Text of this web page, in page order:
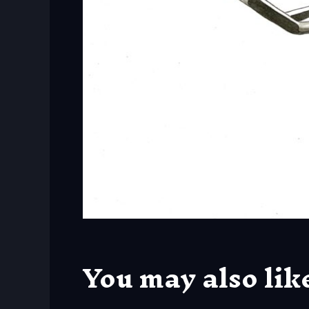
You may also